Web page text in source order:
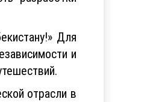
разработки
Для
и